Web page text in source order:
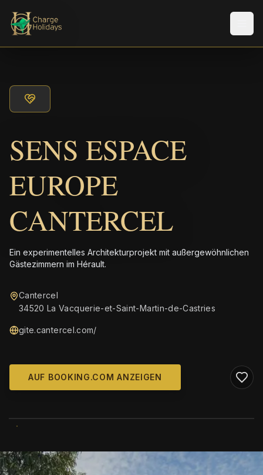
SENS ESPACE
EUROPE
CANTERCEL
Ein experimentelles Architekturprojekt mit außergewöhnlichen
Gästezimmern im Hérault.
Cantercel
34520 La Vacquerie-et-Saint-Martin-de-Castries
gite.cantercel.com/
AUF BOOKING.COM ANZEIGEN